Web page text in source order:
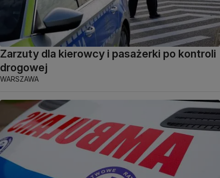
Zarzuty dla kierowcy i pasażerki po kontroli
drogowej
WARSZAWA